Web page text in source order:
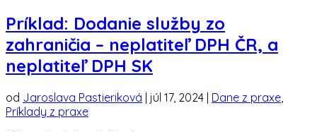
Príklad: Dodanie služby zo
zahraničia – neplatiteľ DPH ČR, a
neplatiteľ DPH SK
od Jaroslava Pastieriková | júl 17, 2024 | Dane z praxe
Príklady z praxe